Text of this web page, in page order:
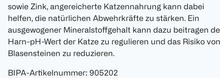
sowie Zink, angereicherte Katzennahrung kann dabei
helfen, die natürlichen Abwehrkräfte zu stärken. Ein
ausgewogener Mineralstoffgehalt kann dazu beitragen
Harn-pH-Wert der Katze zu regulieren und das Risiko von
Blasensteinen zu reduzieren.
BIPA-Artikelnummer: 905202